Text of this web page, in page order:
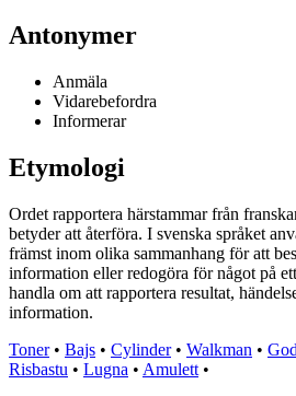
Antonymer
Anmäla
Vidarebefordra
Informerar
Etymologi
Ordet rapportera härstammar från
betyder att återföra. I svenska språket
främst inom olika sammanhang för att
information eller redogöra för något på
handla om att rapportera resultat,
information.
Toner• Bajs • Cylinder• Walkman •
Risbastu • Lugna • Amulett •